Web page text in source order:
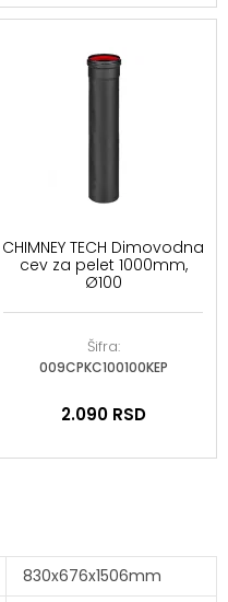
CHIMNEY TECH Dimovodna
cev za pelet 1000mm,
Ø100
Šifra:
009CPKC100100KEP
2.090 RSD
830x676x1506mm